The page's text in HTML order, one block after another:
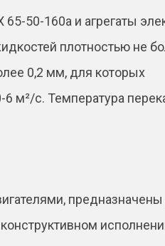
50-160а и агрегаты
плотностью не
0,2 мм, для которых
м²/с. Температура
предназначены